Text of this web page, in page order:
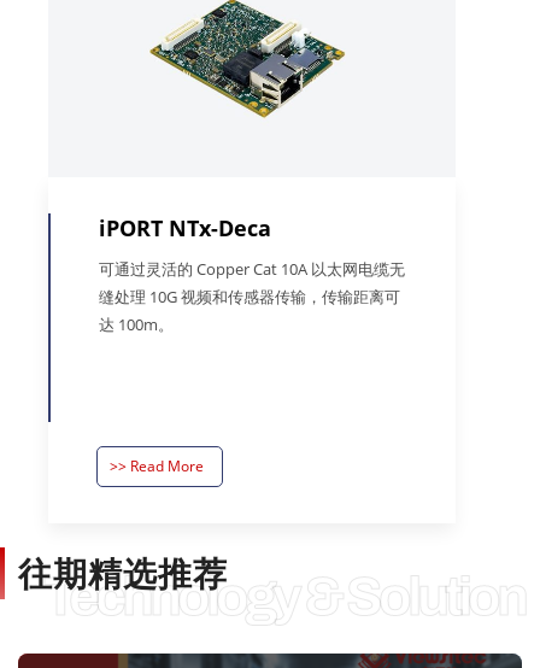
iPORT NTx-Deca
可通过灵活的 Copper Cat 10A 以太网电缆无
缝处理 10G 视频和传感器传输，传输距离可
达 100m。
>> Read More
Technology & Solution
往期精选推荐